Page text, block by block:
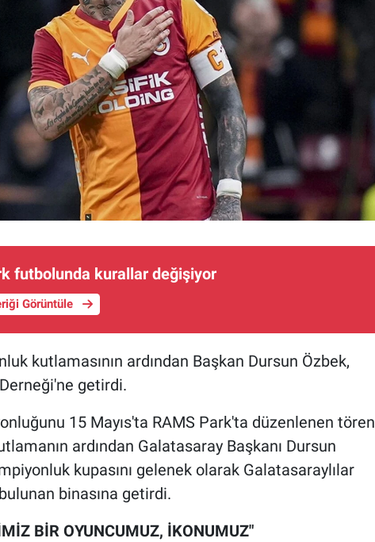
futbolunda kurallar değişiyor
Görüntüle
kutlamasının ardından Başkan Dursun Özbek,
getirdi.
15 Mayıs'ta RAMS Park'ta düzenlenen tören
ardından Galatasaray Başkanı Dursun
kupasını gelenek olarak Galatasaraylılar
binasına getirdi.
BİR OYUNCUMUZ, İKONUMUZ"